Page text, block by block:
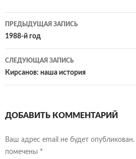
Навигация
по
записям
ПРЕДЫДУЩАЯ ЗАПИСЬ
1988-й год
СЛЕДУЮЩАЯ ЗАПИСЬ
Кирсанов: наша история
ДОБАВИТЬ КОММЕНТАРИЙ
Ваш адрес email не будет опубликован.
помечены *